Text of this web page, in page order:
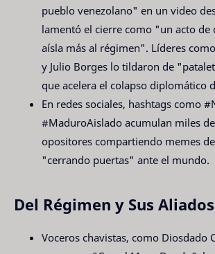
pueblo venezolano" en un video
lamentó el cierre como "un acto de
aísla más al régimen". Líderes
y Julio Borges lo tildaron de
que acelera el colapso diplomático
En redes sociales, hashtags como
#MaduroAislado acumulan miles
opositores compartiendo memes
"cerrando puertas" ante el mundo.
Del Régimen y Sus Aliados
Voceros chavistas, como Diosdado